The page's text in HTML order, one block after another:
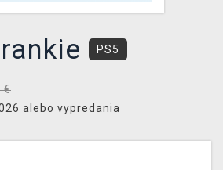
PS5
€
alebo vypredania